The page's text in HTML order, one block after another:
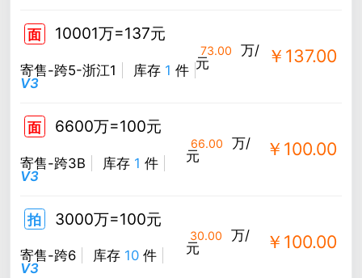
面 10001万=137元
寄售-跨5-浙江1 库存 1 件
V3
73.00
万/
元
￥137.00
面 6600万=100元
寄售-跨3B 库存 1 件
V3
66.00
万/
元
￥100.00
拍 3000万=100元
寄售-跨6 库存 10件
V3
30.00
万/
元
￥100.00